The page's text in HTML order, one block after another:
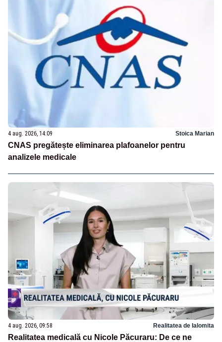
4 aug. 2026, 14:09 Stoica Marian
CNAS pregătește eliminarea plafoanelor pentru
analizele medicale
4 aug. 2026, 09:58 Realitatea de Ialomita
Realitatea medicală cu Nicole Păcuraru: De ce ne